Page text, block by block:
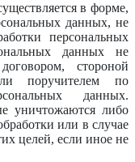
в форме,
данных, не
персональных
данных не
стороной
поручителем по
данных.
уничтожаются либо
или в случае
целей, если иное не